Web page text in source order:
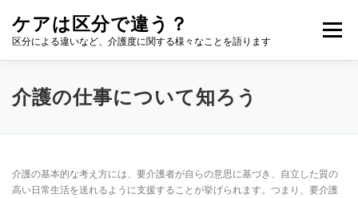
ケアは区分で違う？
区分による違いなど、介護度に関する様々なことを語ります
メニュー
介護の仕事について知ろう
介護の基本的な考え方には、要介護者が自らの意思に基づき、自立した質の
高い日常生活を送れるように支援することが挙げられます。つまり、要介護